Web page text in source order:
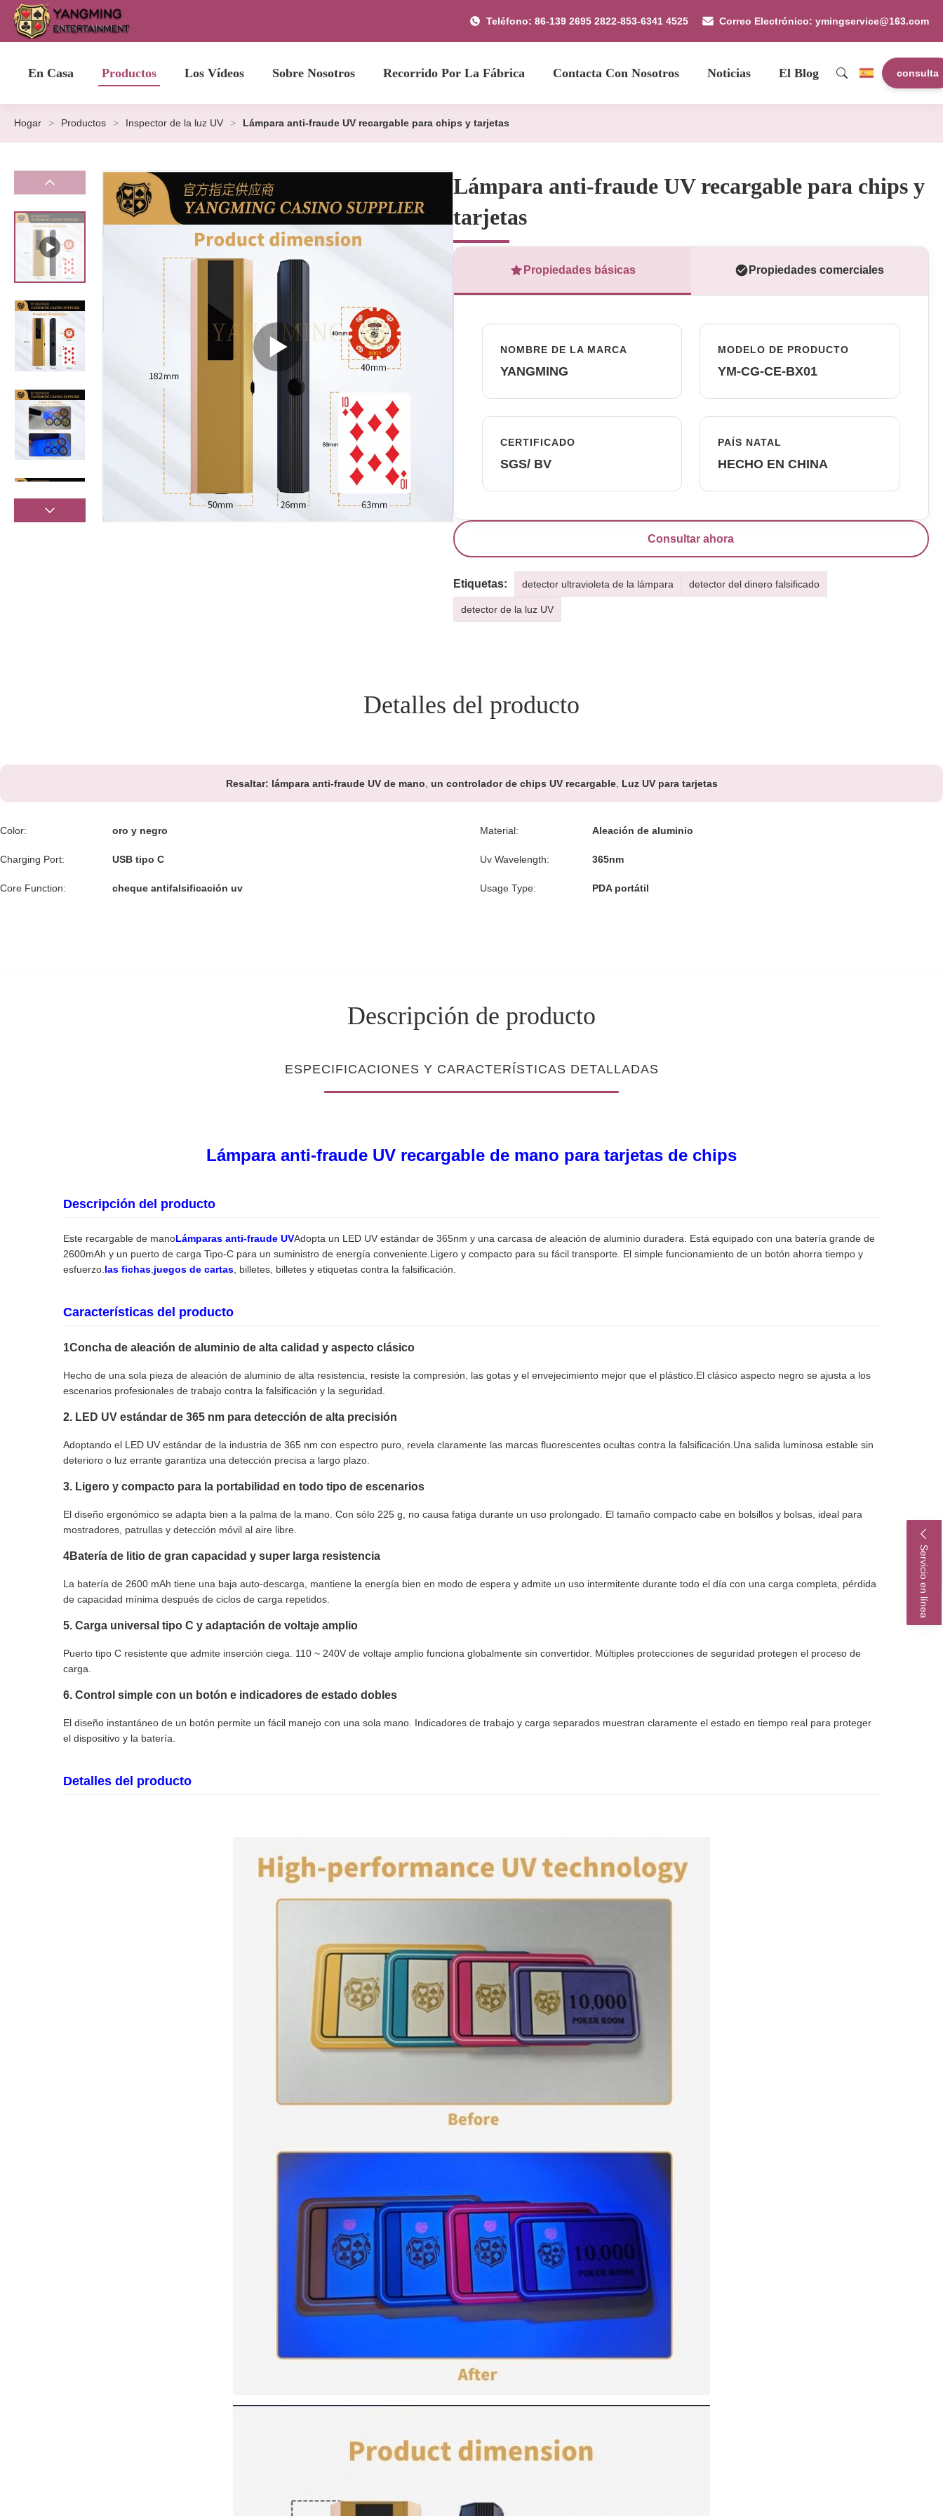
Teléfono: 86-139 2695 2822-853-6341 4525 Correo Electrónico: ymingservice@163.com
En Casa Productos Los Vídeos Sobre Nosotros Recorrido Por La Fábrica Contacta Con Nosotros Noticias El Blog consulta
Servicio en línea
Hogar > Productos > Inspector de la luz UV > Lámpara anti-fraude UV recargable para chips y tarjetas
Lámpara anti-fraude UV recargable para chips y
tarjetas
Propiedades básicas Propiedades comerciales
NOMBRE DE LA MARCA
YANGMING
MODELO DE PRODUCTO
YM-CG-CE-BX01
CERTIFICADO
SGS/ BV
PAÍS NATAL
HECHO EN CHINA
Consultar ahora
Etiquetas: detector ultravioleta de la lámpara detector del dinero falsificado
detector de la luz UV
Detalles del producto
Resaltar: lámpara anti-fraude UV de mano un controlador de chips UV recargable, Luz UV para tarjetas
Color: oro y negro Material: Aleación de aluminio
Charging Port: USB tipo C Uv Wavelength: 365nm
Core Function: cheque antifalsificación uv Usage Type: PDA portátil
Descripción de producto
ESPECIFICACIONES Y CARACTERÍSTICAS DETALLADAS
Lámpara anti-fraude UV recargable de mano para tarjetas de chips
Descripción del producto
Este recargable de manoLámparas anti-fraude UVAdopta un LED UV estándar de 365nm y una carcasa de aleación de aluminio duradera. Está equipado con una batería grande de
2600mAh y un puerto de carga Tipo-C para un suministro de energía conveniente.Ligero y compacto para su fácil transporte. El simple funcionamiento de un botón ahorra tiempo y
esfuerzo. las fichas juegos de cartas , billetes, billetes y etiquetas contra la falsificación.
Características del producto
1Concha de aleación de aluminio de alta calidad y aspecto clásico
Hecho de una sola pieza de aleación de aluminio de alta resistencia, resiste la compresión, las gotas y el envejecimiento mejor que el plástico.El clásico aspecto negro se ajusta a los
escenarios profesionales de trabajo contra la falsificación y la seguridad.
2. LED UV estándar de 365 nm para detección de alta precisión
Adoptando el LED UV estándar de la industria de 365 nm con espectro puro, revela claramente las marcas fluorescentes ocultas contra la falsificación.Una salida luminosa estable sin
deterioro o luz errante garantiza una detección precisa a largo plazo.
3. Ligero y compacto para la portabilidad en todo tipo de escenarios
El diseño ergonómico se adapta bien a la palma de la mano. Con sólo 225 g, no causa fatiga durante un uso prolongado. El tamaño compacto cabe en bolsillos y bolsas, ideal para
mostradores, patrullas y detección móvil al aire libre.
4Batería de litio de gran capacidad y super larga resistencia
La batería de 2600 mAh tiene una baja auto-descarga, mantiene la energía bien en modo de espera y admite un uso intermitente durante todo el día con una carga completa, pérdida
de capacidad mínima después de ciclos de carga repetidos.
5. Carga universal tipo C y adaptación de voltaje amplio
Puerto tipo C resistente que admite inserción ciega. 110 ~ 240V de voltaje amplio funciona globalmente sin convertidor. Múltiples protecciones de seguridad protegen el proceso de
carga.
6. Control simple con un botón e indicadores de estado dobles
El diseño instantáneo de un botón permite un fácil manejo con una sola mano. Indicadores de trabajo y carga separados muestran claramente el estado en tiempo real para proteger
el dispositivo y la batería.
Detalles del producto